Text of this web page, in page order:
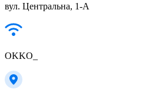
вул. Центральна, 1-А
OKKO_